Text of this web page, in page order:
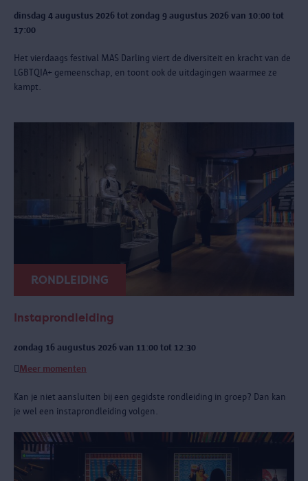
dinsdag 4 augustus 2026 tot zondag 9 augustus 2026 van 10:00 tot
17:00
Het vierdaags festival MAS Darling viert de diversiteit en kracht van de
LGBTQIA+ gemeenschap, en toont ook de uitdagingen waarmee ze
kampt.
RONDLEIDING
Instaprondleiding
zondag 16 augustus 2026 van 11:00 tot 12:30
Meer momenten
Kan je niet aansluiten bij een gegidste rondleiding in groep? Dan kan
je wel een instaprondleiding volgen.